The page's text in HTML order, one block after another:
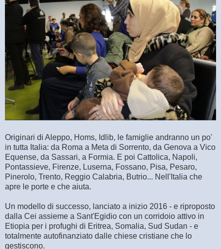
Originari di Aleppo, Homs, Idlib, le famiglie andranno un po'
in tutta Italia: da Roma a Meta di Sorrento, da Genova a Vico
Equense, da Sassari, a Formia. E poi Cattolica, Napoli,
Pontassieve, Firenze, Luserna, Fossano, Pisa, Pesaro,
Pinerolo, Trento, Reggio Calabria, Butrio... Nell'Italia che
apre le porte e che aiuta.
Un modello di successo, lanciato a inizio 2016 - e riproposto
dalla Cei assieme a Sant'Egidio con un corridoio attivo in
Etiopia per i profughi di Eritrea, Somalia, Sud Sudan - e
totalmente autofinanziato dalle chiese cristiane che lo
gestiscono.